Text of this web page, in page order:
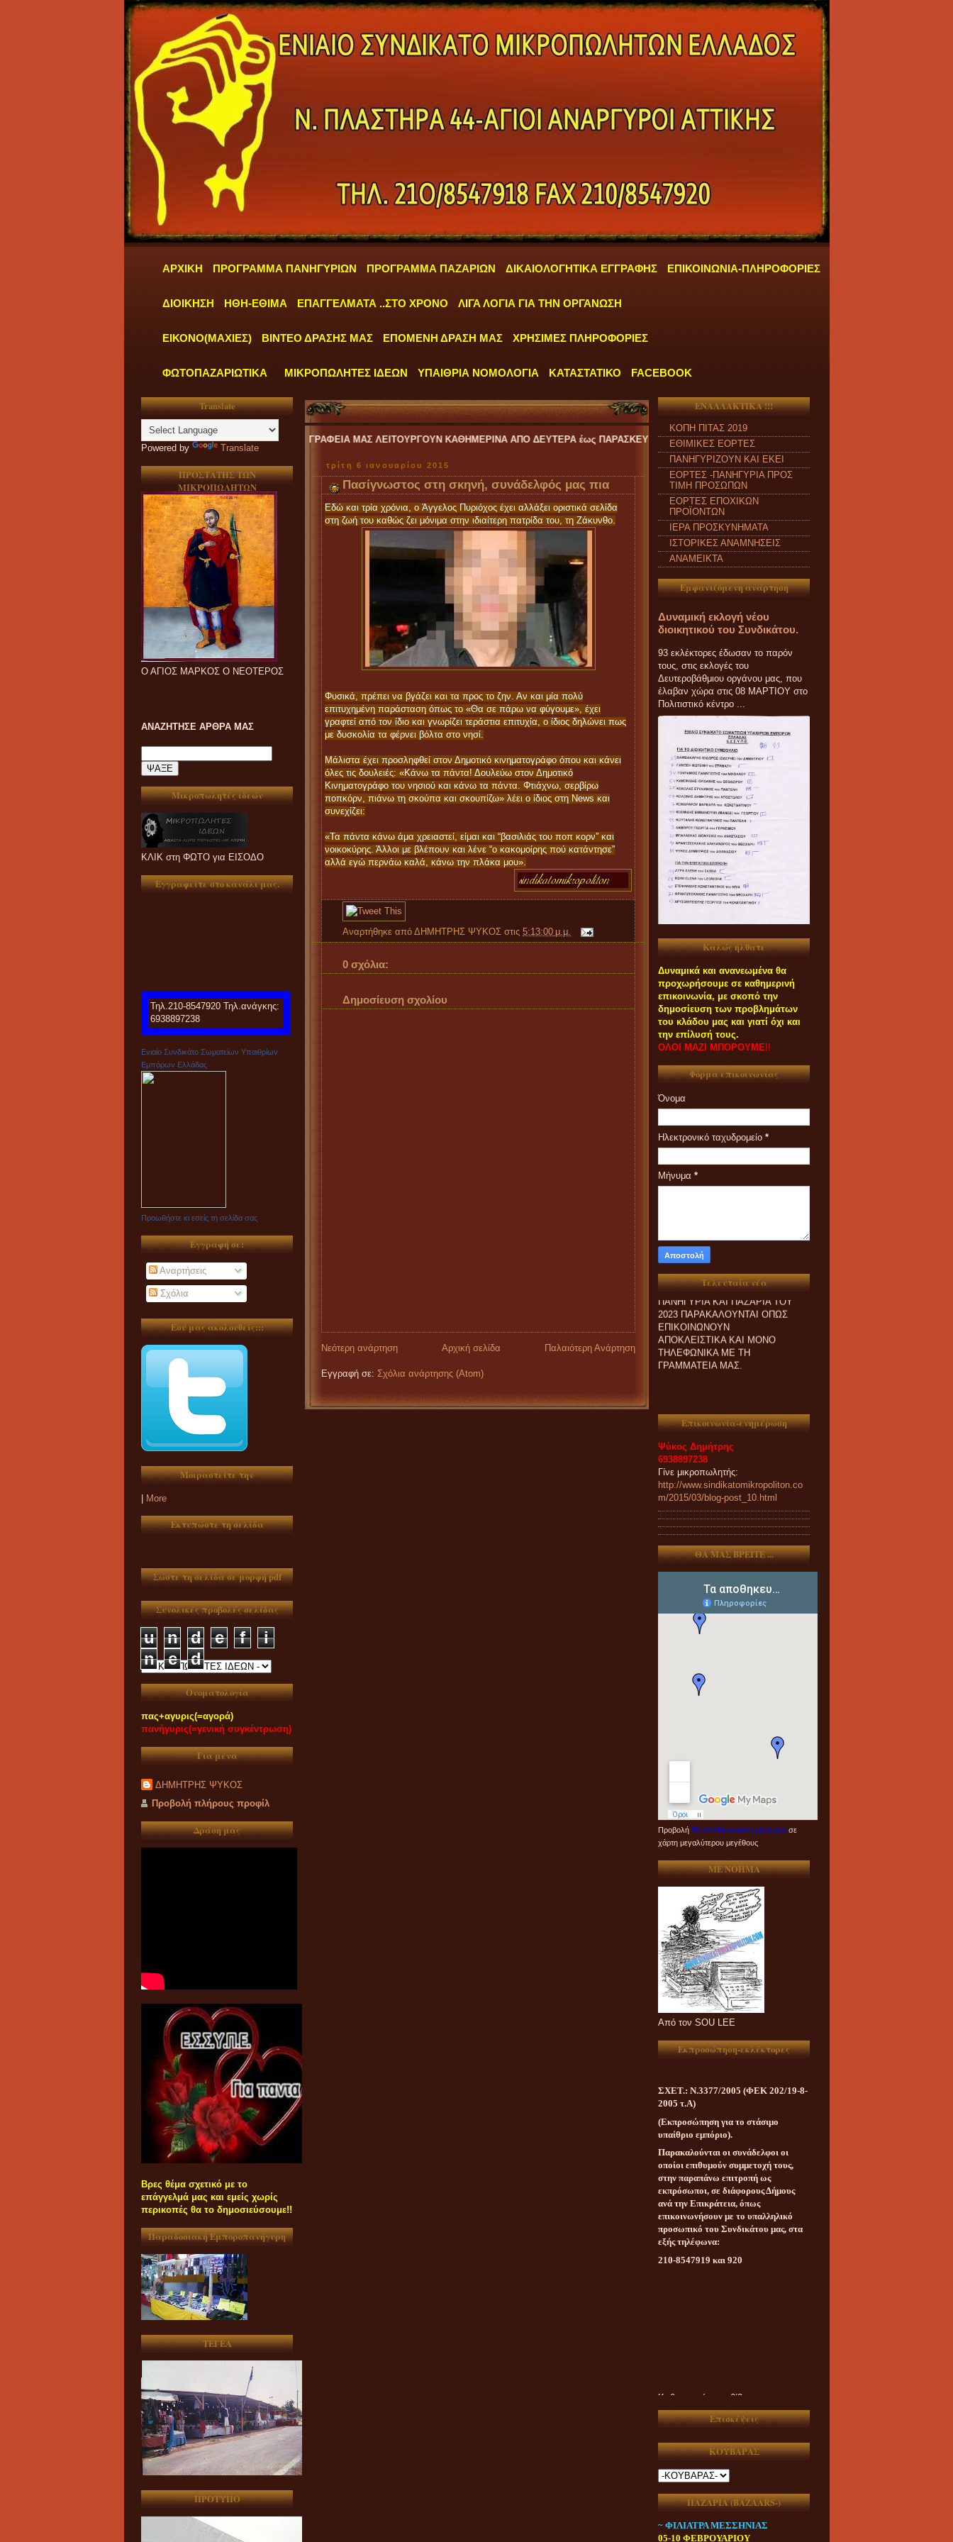
ΑΡΧΙΚΗ ΠΡΟΓΡΑΜΜΑ ΠΑΝΗΓΥΡΙΩΝ ΠΡΟΓΡΑΜΜΑ ΠΑΖΑΡΙΩΝ ΔΙΚΑΙΟΛΟΓΗΤΙΚΑ ΕΓΓΡΑΦΗΣ ΕΠΙΚΟΙΝΩΝΙΑ-ΠΛΗΡΟΦΟΡΙΕΣ
ΔΙΟΙΚΗΣΗ ΗΘΗ-ΕΘΙΜΑ ΕΠΑΓΓΕΛΜΑΤΑ ..ΣΤΟ ΧΡΟΝΟ ΛΙΓΑ ΛΟΓΙΑ ΓΙΑ ΤΗΝ ΟΡΓΑΝΩΣΗ
ΕΙΚΟΝΟ(ΜΑΧΙΕΣ) ΒΙΝΤΕΟ ΔΡΑΣΗΣ ΜΑΣ ΕΠΟΜΕΝΗ ΔΡΑΣΗ ΜΑΣ ΧΡΗΣΙΜΕΣ ΠΛΗΡΟΦΟΡΙΕΣ
ΦΩΤΟΠΑΖΑΡΙΩΤΙΚΑ ΜΙΚΡΟΠΩΛΗΤΕΣ ΙΔΕΩΝ ΥΠΑΙΘΡΙΑ ΝΟΜΟΛΟΓΙΑ ΚΑΤΑΣΤΑΤΙΚΟ FACEBOOK
Translate
Powered by Translate
ΠΡΟΣΤΑΤΗΣ ΤΩΝ
ΜΙΚΡΟΠΩΛΗΤΩΝ
Ο ΑΓΙΟΣ ΜΑΡΚΟΣ Ο ΝΕΟΤΕΡΟΣ
ΑΝΑΖΗΤΗΣΕ ΑΡΘΡΑ ΜΑΣ
Μικροπωλητές ιδεών
ΚΛΙΚ στη ΦΩΤΟ για ΕΙΣΟΔΟ
Εγγραφείτε στο κανάλι μας.
Τηλ.210-8547920 Τηλ.ανάγκης:
6938897238
Ενιαίο Συνδικάτο Σωματείων Υπαιθρίων
Εμπόρων Ελλάδας
Προωθήστε κι εσείς τη σελίδα σας
Εγγραφή σε:
Αναρτήσεις
Σχόλια
Εσύ μας ακολουθείς:::
Μοιραστείτε την
More
Εκτυπώστε τη σελίδα
Σώστε τη σελίδα σε μορφή pdf
Συνολικές προβολές σελίδας
u n d e f
i
n
e d
Ονοματολογία
πας+αγυρις(=αγορά)
πανήγυρις(=γενική συγκέντρωση)
Για μένα
ΔΗΜΗΤΡΗΣ ΨΥΚΟΣ
Προβολή πλήρους προφίλ
Δράση μας
Βρες θέμα σχετικό με το
επάγγελμά μας και εμείς χωρίς
περικοπές θα το δημοσιεύσουμε!!
Παραδοσιακή Εμποροπανήγυρη
ΤΕΓΕΑ
ΠΡΟΤΥΠΟ
"ΤΑ ΓΡΑΦΕΙΑ ΜΑΣ ΛΕΙΤΟΥΡΓΟΥΝ ΚΑΘΗΜΕΡΙΝΑ ΑΠΟ ΔΕΥΤΕΡΑ έως ΠΑΡΑΣΚΕΥΗ και από ώρα 09:00 π.μ. έως 04:00 μ.μ.''
τρίτη 6 ιανουαρίου 2015
Πασίγνωστος στη σκηνή, συνάδελφός μας πια
Εδώ και τρία χρόνια, ο Άγγελος Πυριόχος έχει αλλάξει οριστικά σελίδα
στη ζωή του καθώς ζει μόνιμα στην ιδιαίτερη πατρίδα του, τη Ζάκυνθο.
Φυσικά, πρέπει να βγάζει και τα προς το ζην. Αν και μία πολύ
επιτυχημένη παράσταση όπως το «Θα σε πάρω να φύγουμε», έχει
γραφτεί από τον ίδιο και γνωρίζει τεράστια επιτυχία, ο ίδιος δηλώνει πως
με δυσκολία τα φέρνει βόλτα στο νησί.
Μάλιστα έχει προσληφθεί στον Δημοτικό κινηματογράφο όπου και κάνει
όλες τις δουλειές: «Κάνω τα πάντα! Δουλεύω στον Δημοτικό
Κινηματογράφο του νησιού και κάνω τα πάντα. Φτιάχνω, σερβίρω
ποπκόρν, πιάνω τη σκούπα και σκουπίζω» λέει ο ίδιος στη News και
συνεχίζει:
«Τα πάντα κάνω άμα χρειαστεί, είμαι και “βασιλιάς του ποπ κορν” και
νοικοκύρης. Άλλοι με βλέπουν και λένε “ο κακομοίρης πού κατάντησε”
αλλά εγώ περνάω καλά, κάνω την πλάκα μου».
Αναρτήθηκε από ΔΗΜΗΤΡΗΣ ΨΥΚΟΣ στις 5:13:00 μ.μ.
0 σχόλια:
Δημοσίευση σχολίου
Νεότερη ανάρτηση Παλαιότερη Ανάρτηση
Αρχική σελίδα
Εγγραφή σε: Σχόλια ανάρτησης (Atom)
ΕΝΑΛΛΑΚΤΙΚΑ !!!
ΚΟΠΗ ΠΙΤΑΣ 2019
ΕΘΙΜΙΚΕΣ ΕΟΡΤΕΣ
ΠΑΝΗΓΥΡΙΖΟΥΝ ΚΑΙ ΕΚΕΙ
ΕΟΡΤΕΣ -ΠΑΝΗΓΥΡΙΑ ΠΡΟΣ
ΤΙΜΗ ΠΡΟΣΩΠΩΝ
ΕΟΡΤΕΣ ΕΠΟΧΙΚΩΝ
ΠΡΟΪΟΝΤΩΝ
ΙΕΡΑ ΠΡΟΣΚΥΝΗΜΑΤΑ
ΙΣΤΟΡΙΚΕΣ ΑΝΑΜΝΗΣΕΙΣ
ΑΝΑΜΕΙΚΤΑ
Εμφανιζόμενη ανάρτηση
Δυναμική εκλογή νέου
διοικητικού του Συνδικάτου.
93 εκλέκτορες έδωσαν το παρόν
τους, στις εκλογές του
Δευτεροβάθμιου οργάνου μας, που
έλαβαν χώρα στις 08 ΜΑΡΤΙΟΥ στο
Πολιτιστικό κέντρο ...
Καλώς ήλθατε
Δυναμικά και ανανεωμένα θα
προχωρήσουμε σε καθημερινή
επικοινωνία, με σκοπό την
δημοσίευση των προβλημάτων
του κλάδου μας και γιατί όχι και
την επίλυσή τους.
ΟΛΟΙ ΜΑΖΙ ΜΠΟΡΟΥΜΕ!!
Φόρμα επικοινωνίας
Όνομα
Ηλεκτρονικό ταχυδρομείο *
Μήνυμα *
Τελευταία νέα
ΟΙ ΣΥΝΑΔΕΛΦΟΙ ΠΟΥ
ΕΝΔΙΑΦΕΡΟΝΤΑΙ ΓΙΑ
ΣΥΜΜΕΤΟΧΗ ΤΟΥΣ ΣΤΑ
ΠΑΝΗΓΥΡΙΑ ΚΑΙ ΠΑZΑΡΙΑ ΤΟΥ
2023 ΠΑΡΑΚΑΛΟΥΝΤΑΙ ΟΠΩΣ
ΕΠΙΚΟΙΝΩΝΟΥΝ
ΑΠΟΚΛΕΙΣΤΙΚΑ ΚΑΙ ΜΟΝΟ
ΤΗΛΕΦΩΝΙΚΑ ΜΕ ΤΗ
ΓΡΑΜΜΑΤΕΙΑ ΜΑΣ.
Επικοινωνία-ενημέρωση
Ψύκος Δημήτρης
6938897238
Γίνε μικροπωλητής:
http://www.sindikatomikropoliton.co
m/2015/03/blog-post_10.html
ΘΑ ΜΑΣ ΒΡΕΙΤΕ ...
Προβολή Τα αποθηκευμένα μέρη μου σε
χάρτη μεγαλύτερου μεγέθους
ME NOHMA
Aπό τον SOU LEE
Εκπροσώπηση-εκλέκτορες
ΣΧΕΤ.: Ν.3377/2005 (ΦΕΚ 202/19-8-
2005 τ.Α)
(Εκπροσώπηση για το στάσιμο
υπαίθριο εμπόριο).
Παρακαλούνται οι συνάδελφοι οι
οποίοι επιθυμούν συμμετοχή τους,
στην παραπάνω επιτροπή ως
εκπρόσωποι, σε διάφορους Δήμους
ανά την Επικράτεια, όπως
επικοινωνήσουν με το υπαλληλικό
προσωπικό του Συνδικάτου μας, στα
εξής τηλέφωνα:
210-8547919 και 920
ενημέρωση για το υπαίθριο
εμπόριο της χώρας μας
Επισκέψεις
ΚΟΥΒΑΡΑΣ
ΠΑΖΑΡΙΑ (ΒAZAARS-)
~ ΦΙΛΙΑΤΡΑ ΜΕΣΣΗΝΙΑΣ
05-10 ΦΕΒΡΟΥΑΡΙΟΥ